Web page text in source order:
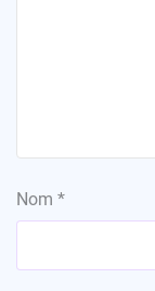
Nom *